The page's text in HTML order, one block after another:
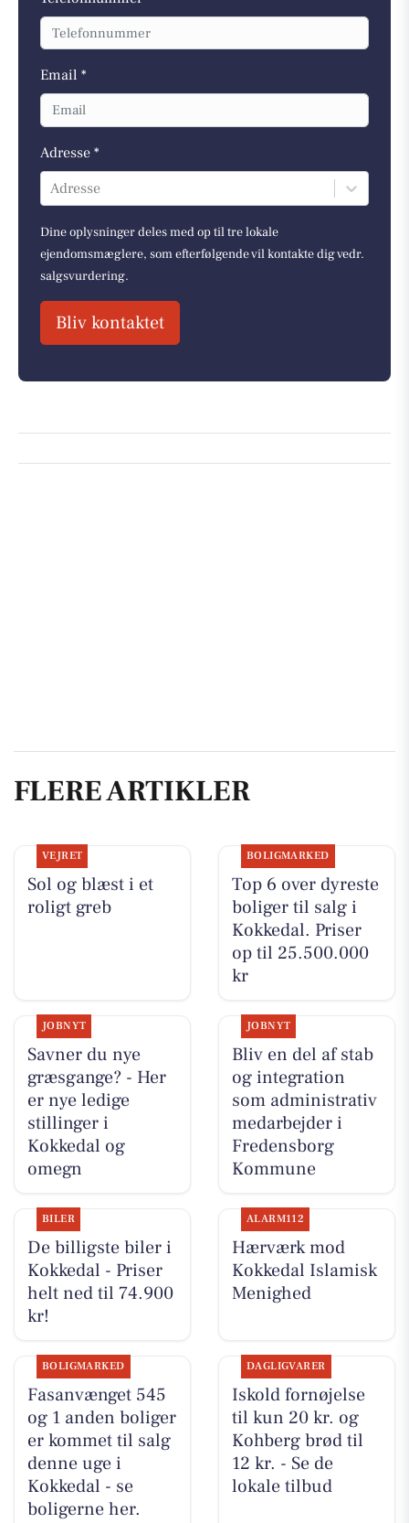
Email *
Adresse *
Adresse
Dine oplysninger deles med op til tre lokale
ejendomsmæglere, som efterfølgende vil kontakte dig vedr.
salgsvurdering.
Bliv kontaktet
FLERE ARTIKLER
VEJRET
Sol og blæst i et
roligt greb
BOLIGMARKED
Top 6 over dyreste
boliger til salg i
Kokkedal. Priser
op til 25.500.000
kr
JOBNYT
Savner du nye
græsgange? - Her
er nye ledige
stillinger i
Kokkedal og
omegn
JOBNYT
Bliv en del af stab
og integration
som administrativ
medarbejder i
Fredensborg
Kommune
BILER
De billigste biler i
Kokkedal - Priser
helt ned til 74.900
kr!
ALARM112
Hærværk mod
Kokkedal Islamisk
Menighed
BOLIGMARKED
Fasanvænget 545
og 1 anden boliger
er kommet til salg
denne uge i
Kokkedal - se
boligerne her.
DAGLIGVARER
Iskold fornøjelse
til kun 20 kr. og
Kohberg brød til
12 kr. - Se de
lokale tilbud